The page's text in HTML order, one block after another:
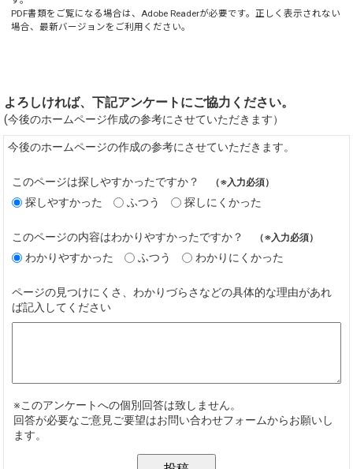
PDF書類をご覧になる場合は、Adobe Readerが必要です。正しく表示されない
場合、最新バージョンをご利用ください。